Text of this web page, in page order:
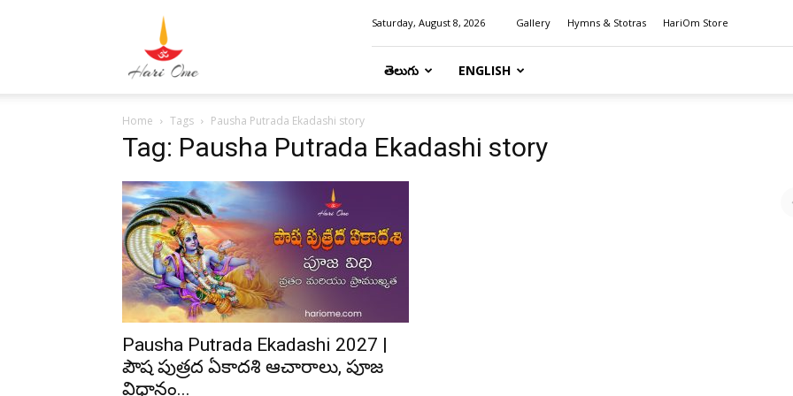
Saturday, August 8, 2026 Gallery Hymns & Stotras HariOm Store
తెలుగు ENGLISH
Home Tags Pausha Putrada Ekadashi story
Tag: Pausha Putrada Ekadashi story
Pausha Putrada Ekadashi 2027 |
పౌష పుత్రద ఏకాదశి ఆచారాలు, పూజ
విధానం...